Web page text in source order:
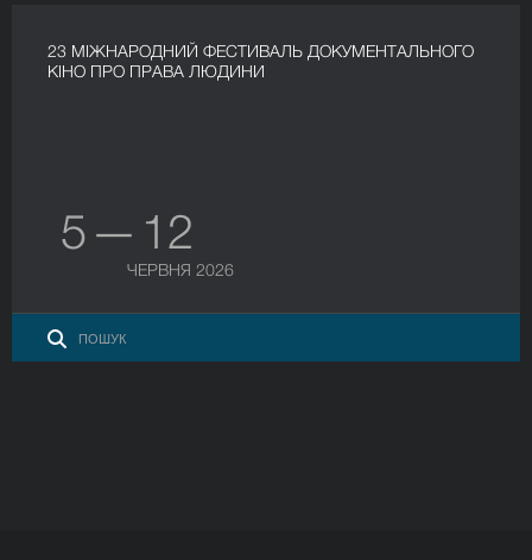
23 МІЖНАРОДНИЙ ФЕСТИВАЛЬ ДОКУМЕНТАЛЬНОГО
КІНО ПРО ПРАВА ЛЮДИНИ
5 — 12
ЧЕРВНЯ 2026